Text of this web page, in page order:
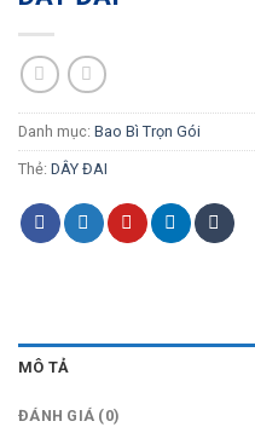
Danh mục: Bao Bì Trọn Gói
Thẻ: DÂY ĐAI
MÔ TẢ
ĐÁNH GIÁ (0)